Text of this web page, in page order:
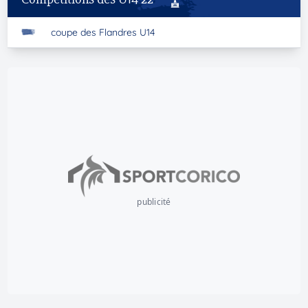
coupe des Flandres U14
publicité